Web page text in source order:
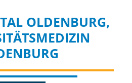
OLDENBURG,